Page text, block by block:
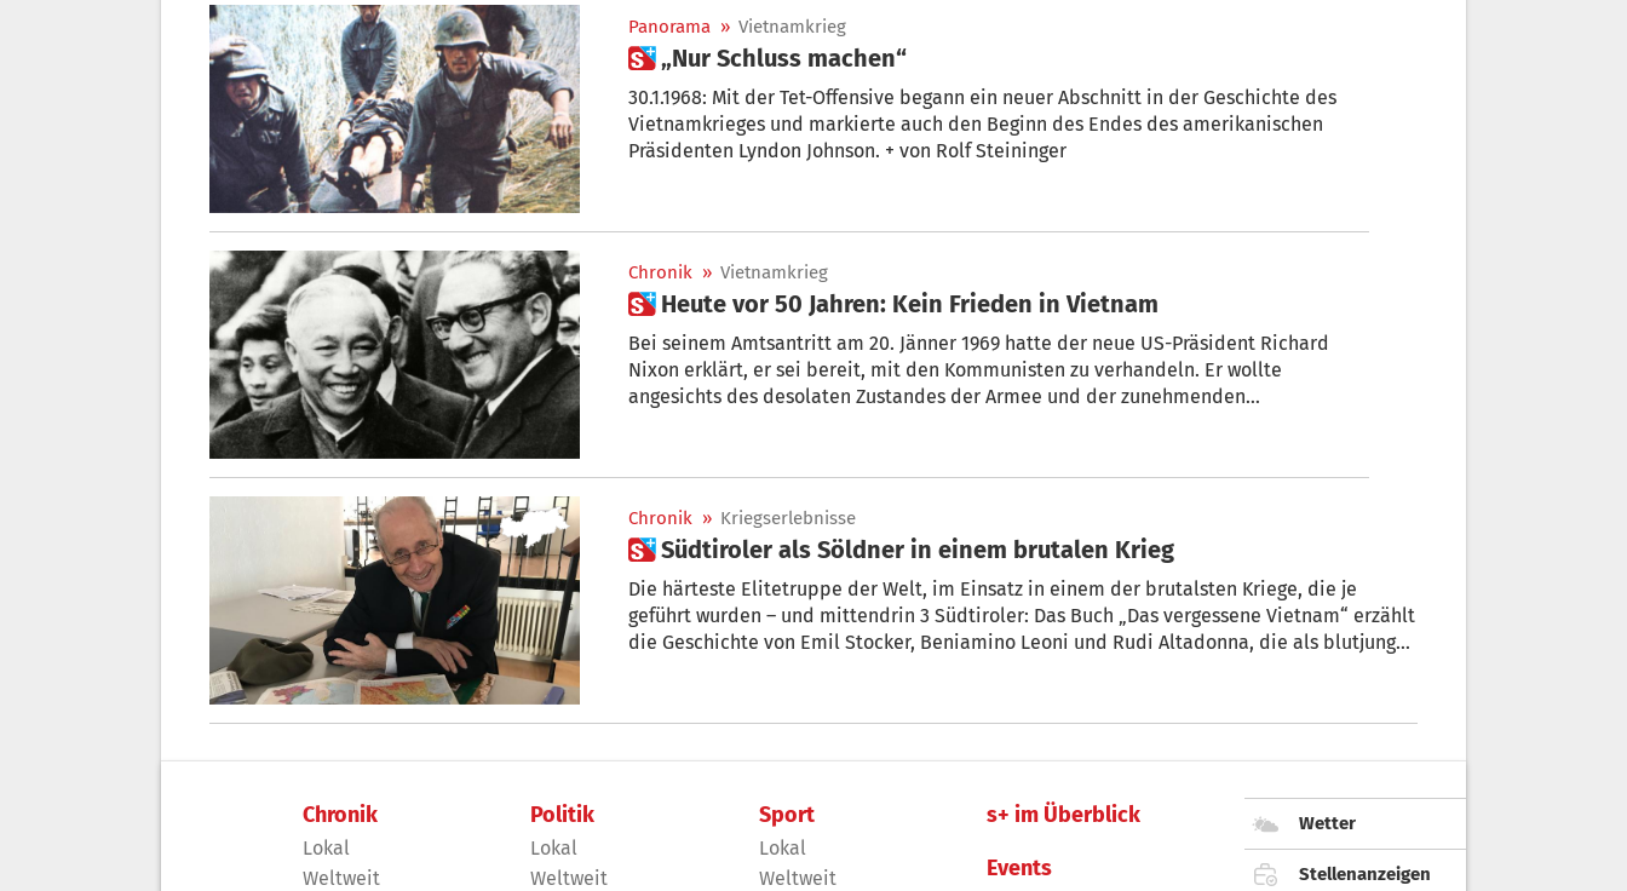
Panorama » Vietnamkrieg
 „Nur Schluss machen“
30.1.1968: Mit der Tet-Offensive begann ein neuer Abschnitt in der Geschichte des
Vietnamkrieges und markierte auch den Beginn des Endes des amerikanischen
Präsidenten Lyndon Johnson. + von Rolf Steininger
Chronik » Vietnamkrieg
 Heute vor 50 Jahren: Kein Frieden in Vietnam
Bei seinem Amtsantritt am 20. Jänner 1969 hatte der neue US-Präsident Richard
Nixon erklärt, er sei bereit, mit den Kommunisten zu verhandeln. Er wollte
angesichts des desolaten Zustandes der Armee und der zunehmenden
Chronik » Kriegserlebnisse
 Südtiroler als Söldner in einem brutalen Krieg
Die härteste Elitetruppe der Welt, im Einsatz in einem der brutalsten Kriege, die je
geführt wurden – und mittendrin 3 Südtiroler: Das Buch „Das vergessene Vietnam“ erzählt
die Geschichte von Emil Stocker, Beniamino Leoni und Rudi Altadonna, die als blutjunge
Chronik
Lokal
Weltweit
Politik
Lokal
Weltweit
Sport
Lokal
Weltweit
s+ im Überblick
Events
Wetter
Stellenanzeigen